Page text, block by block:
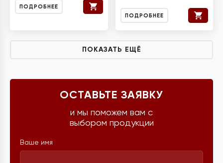
ПОДРОБНЕЕ
ПОДРОБНЕЕ
ПОКАЗАТЬ ЕЩЁ
ОСТАВЬТЕ ЗАЯВКУ
и мы поможем вам с
выбором продукции
Ваше имя